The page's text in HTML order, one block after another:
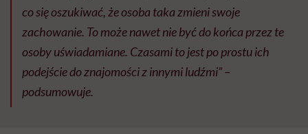
co się oszukiwać, że osoba taka zmieni swoje
zachowanie. To może nawet nie być do końca przez te
osoby uświadamiane. Czasami to jest po prostu ich
podejście do znajomości z innymi ludźmi” –
podsumowuje.